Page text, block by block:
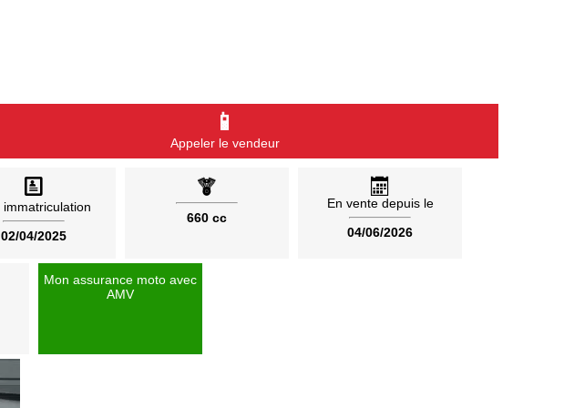
📱
Appeler le vendeur
immatriculation
02/04/2025
660 cc
En vente depuis le
04/06/2026
Mon assurance moto avec
AMV